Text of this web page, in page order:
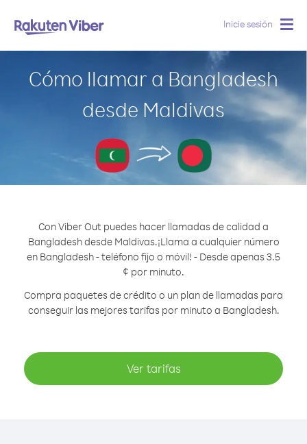
Inicie sesión
Cómo llamar a Bangladesh
desde Maldivas
Con Viber Out puedes hacer llamadas de calidad a
Bangladesh desde Maldivas.¡Llama a cualquier número
en Bangladesh - teléfono fijo o móvil! - Desde apenas 3.5
¢ por minuto.
Compra paquetes de crédito o un plan de llamadas para
conseguir las mejores tarifas por minuto a Bangladesh.
Ver tarifas